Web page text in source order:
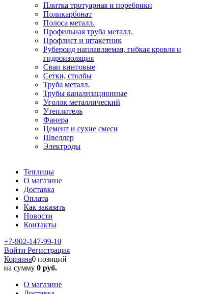
Плитка тротуарная и поребрики
Поликарбонат
Полоса металл.
Профильная труба металл.
Профлист и штакетник
Рубероид наплавляемая, гибкая кровля и
гидроизоляция
Сваи винтовые
Сетки, столбы
Труба металл.
Трубы канализационные
Уголок металлический
Утеплитель
Фанера
Цемент и сухие смеси
Швеллер
Электроды
Теплицы
О магазине
Доставка
Оплата
Как заказать
Новости
Контакты
+7-902-147-99-10
Войти Регистрация
Корзина0 позиций
на сумму 0 руб.
О магазине